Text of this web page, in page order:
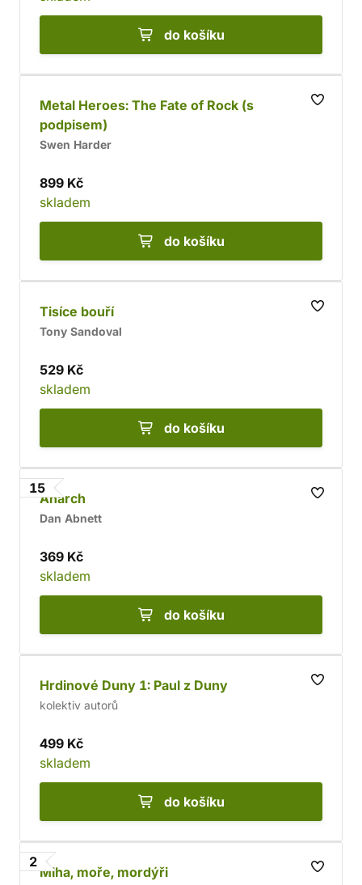
do košíku
Metal Heroes: The Fate of Rock (s
podpisem)
Swen Harder
899 Kč
skladem
do košíku
Tisíce bouří
Tony Sandoval
529 Kč
skladem
do košíku
15
Anarch
Dan Abnett
369 Kč
skladem
do košíku
Hrdinové Duny 1: Paul z Duny
kolektiv autorů
499 Kč
skladem
do košíku
2
Mlha, moře, mordýři